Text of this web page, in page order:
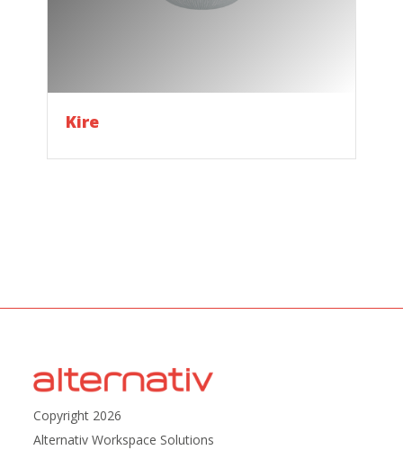
Kire
Copyright 2026
Alternativ Workspace Solutions